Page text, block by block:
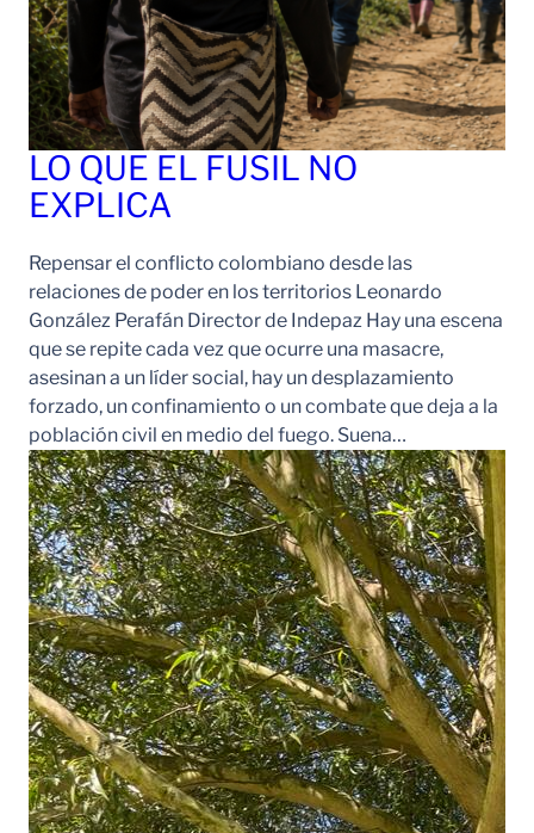
LO QUE EL FUSIL NO
EXPLICA
Repensar el conflicto colombiano desde las
relaciones de poder en los territorios Leonardo
González Perafán Director de Indepaz Hay una escena
que se repite cada vez que ocurre una masacre,
asesinan a un líder social, hay un desplazamiento
forzado, un confinamiento o un combate que deja a la
población civil en medio del fuego. Suena…